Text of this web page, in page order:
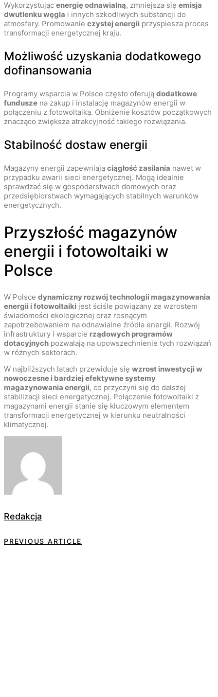
Wykorzystując energię odnawialną, zmniejsza się emisja
dwutlenku węgla i innych szkodliwych substancji do
atmosfery. Promowanie czystej energii przyspiesza proces
transformacji energetycznej kraju.
Możliwość uzyskania dodatkowego
dofinansowania
Programy wsparcia w Polsce często oferują dodatkowe
fundusze na zakup i instalację magazynów energii w
połączeniu z fotowoltaiką. Obniżenie kosztów początkowych
znacząco zwiększa atrakcyjność takiego rozwiązania.
Stabilność dostaw energii
Magazyny energii zapewniają ciągłość zasilania nawet w
przypadku awarii sieci energetycznej. Mogą idealnie
sprawdzać się w gospodarstwach domowych oraz
przedsiębiorstwach wymagających stabilnych warunków
energetycznych.
Przyszłość magazynów
energii i fotowoltaiki w
Polsce
W Polsce dynamiczny rozwój technologii magazynowania
energii i fotowoltaiki jest ściśle powiązany ze wzrostem
świadomości ekologicznej oraz rosnącym
zapotrzebowaniem na odnawialne źródła energii. Rozwój
infrastruktury i wsparcie rządowych programów
dotacyjnych pozwalają na upowszechnienie tych rozwiązań
w różnych sektorach.
W najbliższych latach przewiduje się wzrost inwestycji w
nowoczesne i bardziej efektywne systemy
magazynowania energii, co przyczyni się do dalszej
stabilizacji sieci energetycznej. Połączenie fotowoltaiki z
magazynami energii stanie się kluczowym elementem
transformacji energetycznej w kierunku neutralności
klimatycznej.
Redakcja
PREVIOUS ARTICLE